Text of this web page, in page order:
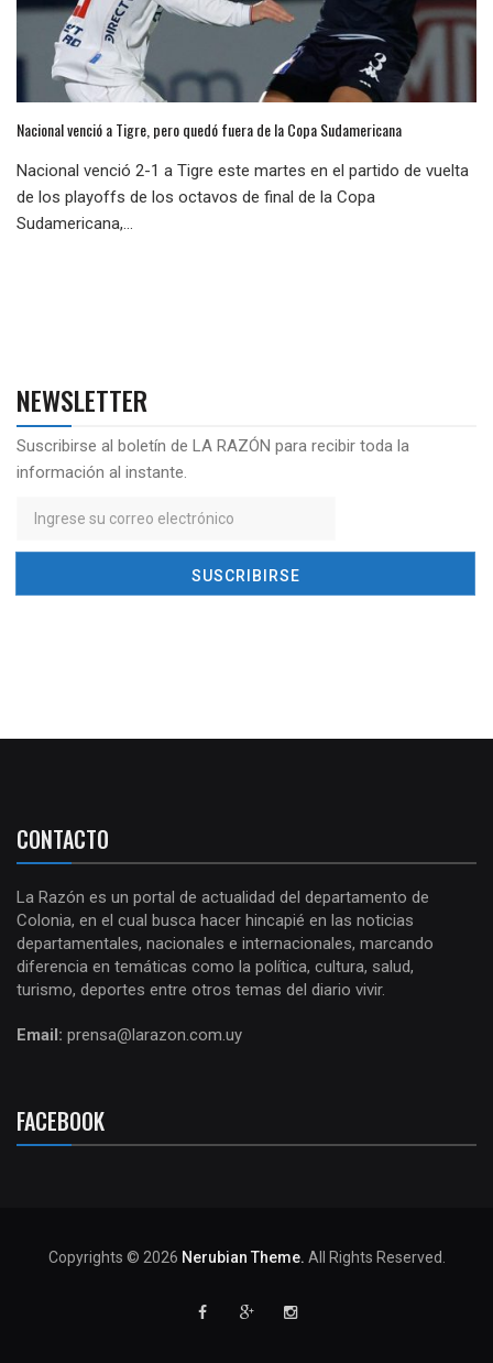
Nacional venció a Tigre, pero quedó fuera de la Copa Sudamericana
Nacional venció 2-1 a Tigre este martes en el partido de vuelta
de los playoffs de los octavos de final de la Copa
Sudamericana,...
NEWSLETTER
Suscribirse al boletín de LA RAZÓN para recibir toda la
información al instante.
CONTACTO
La Razón es un portal de actualidad del departamento de
Colonia, en el cual busca hacer hincapié en las noticias
departamentales, nacionales e internacionales, marcando
diferencia en temáticas como la política, cultura, salud,
turismo, deportes entre otros temas del diario vivir.
Email: prensa@larazon.com.uy
FACEBOOK
Copyrights © 2026 Nerubian Theme. All Rights Reserved.